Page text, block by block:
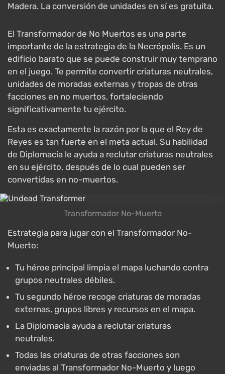
Madera. La conversión de unidades en sí es gratuita.
El Transformador de No Muertos es una parte
importante de la estrategia de la Necrópolis. Es un
edificio barato que se puede construir muy temprano
en el juego. Te permite convertir criaturas neutrales,
unidades de moradas externas y tropas de otras
facciones en no muertos, fortaleciendo
significativamente tu ejército.
Esta es exactamente la razón por la que el Rey de
Reyes es tan fuerte en el meta actual. Su habilidad
de Diplomacia le ayuda a reclutar criaturas neutrales
en su ejército, después de lo cual pueden ser
convertidas en no-muertos.
Transformador No-Muerto
Estrategia para jugar con el Transformador No-
Muerto:
Tu héroe principal limpia el mapa luchando contra
grupos neutrales débiles.
Tu segundo héroe recoge criaturas de moradas
externas, grupos libres y recursos en el mapa.
La Diplomacia ayuda a reclutar criaturas
neutrales.
Todas las criaturas de otras facciones son
enviadas al Transformador No-Muerto y luego